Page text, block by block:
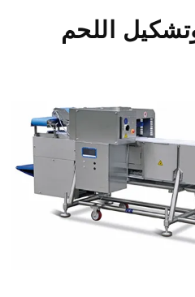
اللحم